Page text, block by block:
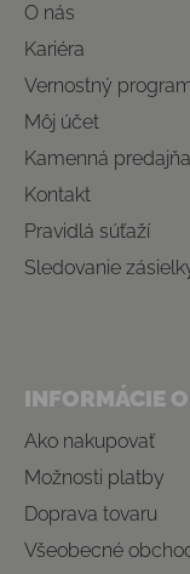
O nás
Kariéra
Vernostný
Môj účet
Kamenná predajňa
Kontakt
Pravidlá súťaží
Sledovanie
INFORMÁCIE
Ako nakupovať
Možnosti platby
Doprava tovaru
Všeobecné